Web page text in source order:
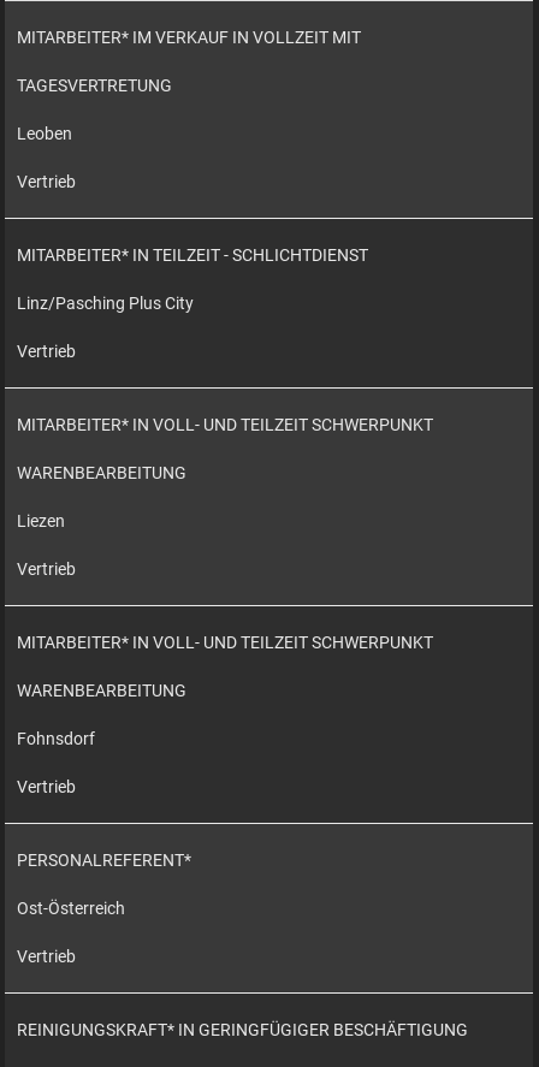
MITARBEITER* IM VERKAUF IN VOLLZEIT MIT
TAGESVERTRETUNG
Leoben
Vertrieb
MITARBEITER* IN TEILZEIT - SCHLICHTDIENST
Linz/Pasching Plus City
Vertrieb
MITARBEITER* IN VOLL- UND TEILZEIT SCHWERPUNKT
WARENBEARBEITUNG
Liezen
Vertrieb
MITARBEITER* IN VOLL- UND TEILZEIT SCHWERPUNKT
WARENBEARBEITUNG
Fohnsdorf
Vertrieb
PERSONALREFERENT*
Ost-Österreich
Vertrieb
REINIGUNGSKRAFT* IN GERINGFÜGIGER BESCHÄFTIGUNG